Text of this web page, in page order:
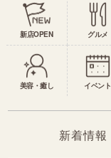
新店OPEN グルメ
美容・癒し イベント
新着情報